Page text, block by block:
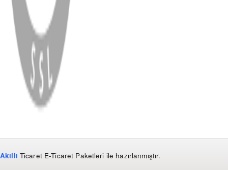
WhatsApp Facebook
Copyright
2026 Dükkan Hifi
Akıllı Ticaret E-Ticaret Paketleri ile hazırlanmıştır.